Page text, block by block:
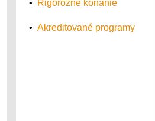
• Rigorózne konanie
•Akreditované programy